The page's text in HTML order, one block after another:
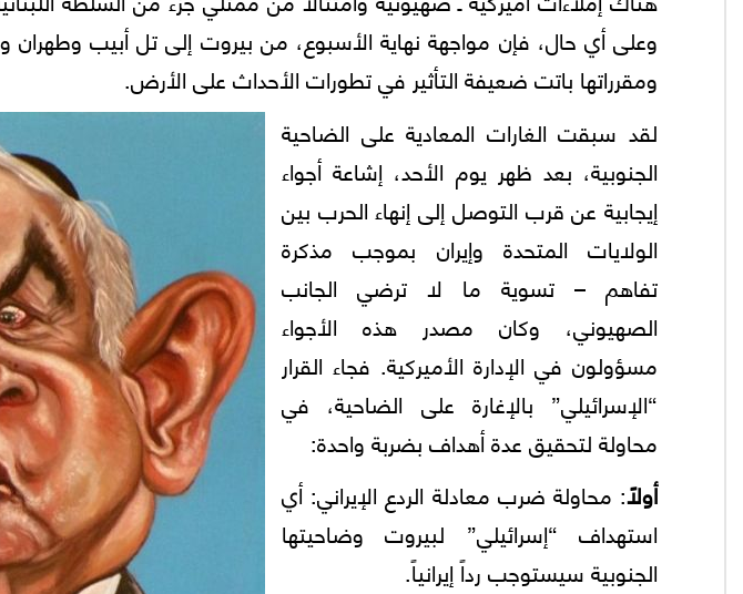
وعلى أي حال، فإن مواجهة نهاية الأسبوع، من بيروت إلى تل أبيب
ومقرراتها باتت ضعيفة التأثير في تطورات الأحداث على الأرض.
لقد سبقت الغارات المعادية على الضاحية
الجنوبية، بعد ظهر يوم الأحد، إشاعة أجواء
إيجابية عن قرب التوصل إلى إنهاء الحرب بين
الولايات المتحدة وإيران بموجب مذكرة
تفاهم – تسوية ما لا ترضي الجانب
الصهيوني، وكان مصدر هذه الأجواء
مسؤولون في الإدارة الأميركية. فجاء القرار
“الإسرائيلي” بالإغارة على الضاحية، في
محاولة لتحقيق عدة أهداف بضربة واحدة:
أولاً: محاولة ضرب معادلة الردع الإيراني: أي
استهداف “إسرائيلي” لبيروت وضاحيتها
الجنوبية سيستوجب رداً إيرانياً.